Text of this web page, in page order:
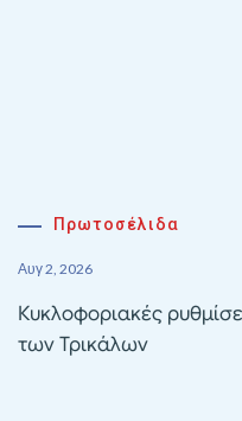
Πρωτοσέλιδα
Αυγ 2, 2026
Κυκλοφοριακές
των Τρικάλων